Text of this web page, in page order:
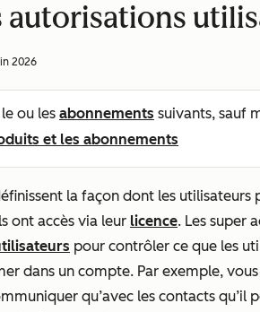
autorisations
2026
ou les abonnements suivants, sauf
et les abonnements
la façon dont les utilisateurs
ont accès via leur licence. Les super
pour contrôler ce que les
dans un compte. Par exemple,
qu’avec les contacts qu’il